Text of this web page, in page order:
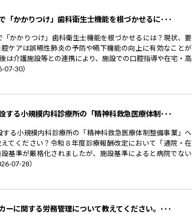
「かかりつけ」歯科衛生士機能を根づかせるに･･･
「かかりつけ」歯科衛生士機能を根づかせるには？現状、要
ケアは誤嚥性肺炎の予防や嚥下機能の向上に有効なことが
は介護施設等との連携により、施設での口腔指導や在宅・高
07-30）
する小規模内科診療所の「精神科救急医療体制･･･
する小規模内科診療所の「精神科救急医療体制整備事業」へ
てください？令和８年度診療報酬改定において「通院・在
基準が厳格化されましたが、施設基準によると病院でない
07-28）
ーに関する労務管理について教えてください。･･･